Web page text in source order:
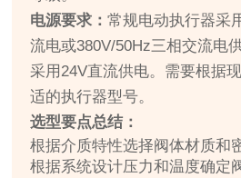
电源要求：常规电动执行器采
流电或380V/50Hz三相交流电
采用24V直流供电。需要根据
适的执行器型号。
选型要点总结：
根据介质特性选择阀体材质和
根据系统设计压力和温度确定